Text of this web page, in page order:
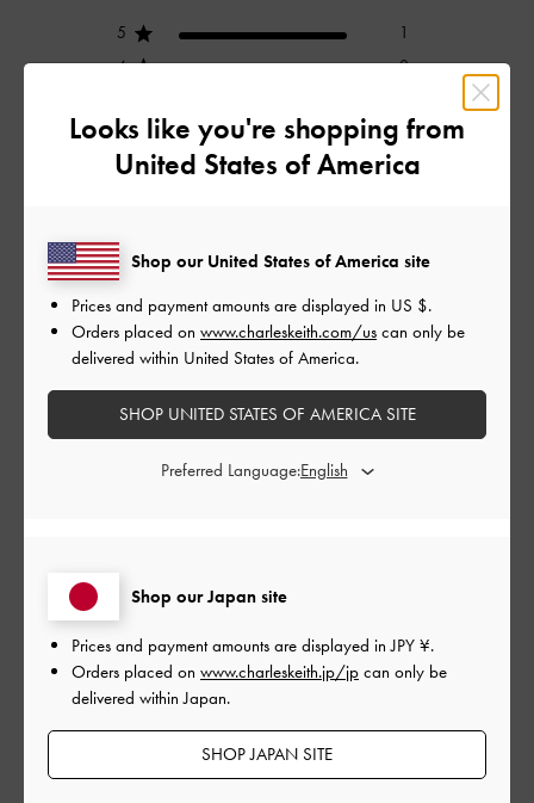
5
1
4
0
2
0
1
0
レビューを書く
デザイン
とてもよかった
フィルター
Looks like you're shopping from
United States of America
Shop our Japan site
Prices and payment amounts are displayed inJPY ¥.
Orders placed on www.charleskeith.jp/jp can only be
delivered within Japan.
SHOP JAPAN SITE
Shop our United States of America site
Prices and payment amounts are displayed in US $.
Orders placed on www.charleskeith.com/us can only be
delivered within United States of America.
SHOP UNITED STATES OF AMERICA SITE
Preferred Language: